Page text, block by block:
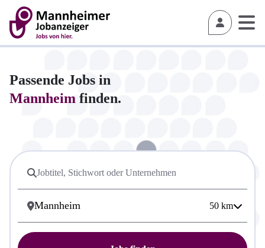
Passende Jobs in
Mannheim finden.
50 km